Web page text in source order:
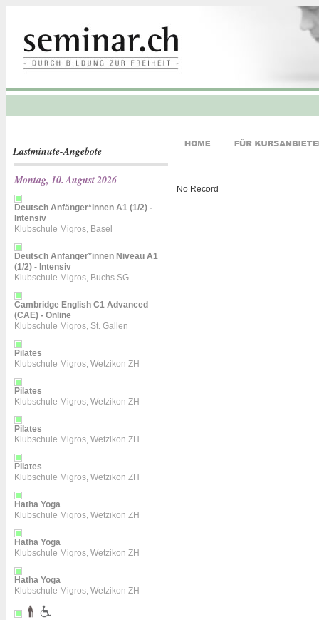
Lastminute-Angebote
Montag, 10. August 2026
Deutsch Anfänger*innen A1 (1/2) -
Intensiv
Klubschule Migros, Basel
Deutsch Anfänger*innen Niveau A1
(1/2) - Intensiv
Klubschule Migros, Buchs SG
Cambridge English C1 Advanced
(CAE) - Online
Klubschule Migros, St. Gallen
Pilates
Klubschule Migros, Wetzikon ZH
Pilates
Klubschule Migros, Wetzikon ZH
Pilates
Klubschule Migros, Wetzikon ZH
Pilates
Klubschule Migros, Wetzikon ZH
Hatha Yoga
Klubschule Migros, Wetzikon ZH
Hatha Yoga
Klubschule Migros, Wetzikon ZH
Hatha Yoga
Klubschule Migros, Wetzikon ZH
No Record